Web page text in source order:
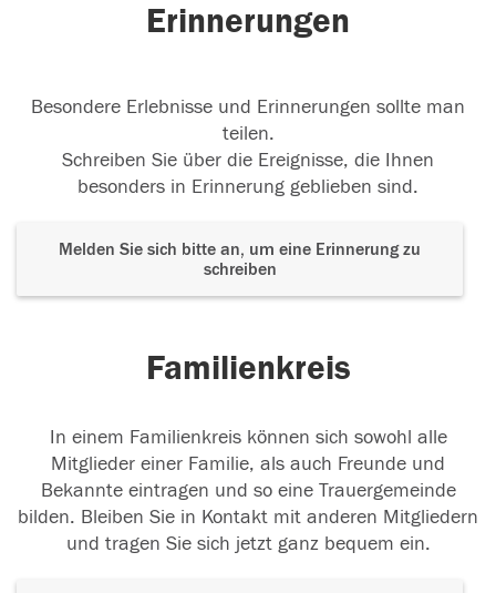
Erinnerungen
Besondere Erlebnisse und Erinnerungen sollte man
teilen.
Schreiben Sie über die Ereignisse, die Ihnen
besonders in Erinnerung geblieben sind.
Melden Sie sich bitte an, um eine Erinnerung zu
schreiben
Familienkreis
In einem Familienkreis können sich sowohl alle
Mitglieder einer Familie, als auch Freunde und
Bekannte eintragen und so eine Trauergemeinde
bilden. Bleiben Sie in Kontakt mit anderen Mitgliedern
und tragen Sie sich jetzt ganz bequem ein.